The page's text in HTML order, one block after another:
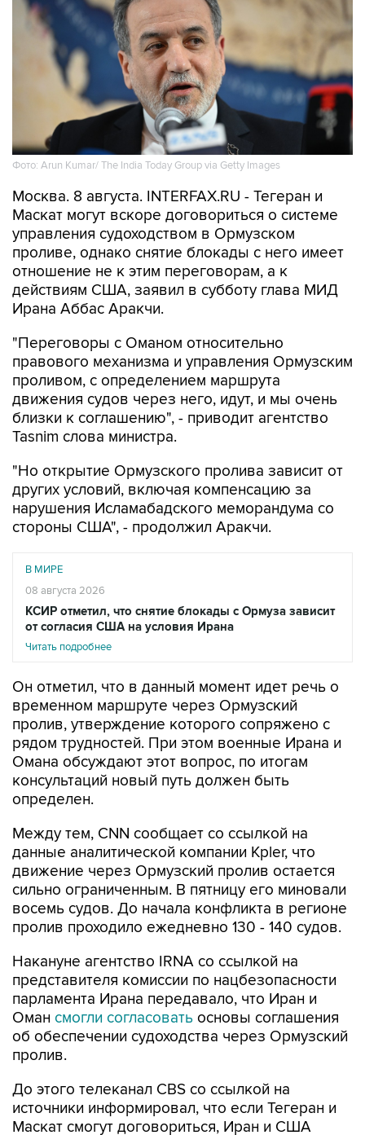
Фото: Arun Kumar/ The India Today Group via Getty Images
Москва. 8 августа. INTERFAX.RU - Тегеран и
управления судоходством в Ормузском
проливе, однако снятие блокады с него имеет
отношение не к этим переговорам, а к
действиям США, заявил в субботу глава МИД
Ирана Аббас Аракчи.
"Переговоры с Оманом относительно
проливом, с определением маршрута
движения судов через него, идут, и мы очень
близки к соглашению", - приводит агентство
Tasnim слова министра.
"Но открытие Ормузского пролива зависит от
нарушения Исламабадского меморандума со
стороны США", - продолжил Аракчи.
В МИРЕ
КСИР отметил, что снятие блокады с Ормуза зависит
от согласия США на условия Ирана
Читать подробнее
Он отметил, что в данный момент идет речь о
пролив, утверждение которого сопряжено с
рядом трудностей. При этом военные Ирана и
Омана обсуждают этот вопрос, по итогам
консультаций новый путь должен быть
определен.
Между тем, CNN сообщает со ссылкой на
движение через Ормузский пролив остается
сильно ограниченным. В пятницу его миновали
восемь судов. До начала конфликта в регионе
пролив проходило ежедневно 130 - 140 судов.
Накануне агентство IRNA со ссылкой на
парламента Ирана передавало, что Иран и
Омансмогли согласовать основы соглашения
об обеспечении судоходства через Ормузский
пролив.
До этого телеканал CBS со ссылкой на
Маскат смогут договориться, Иран и США
вернутся за стол переговоров с соблюдением
условий июньского меморандума о